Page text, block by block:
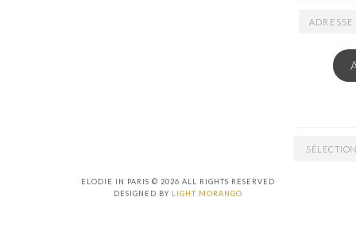
ADRESSE
ARCHIVES
ELODIE IN PARIS © 2026 ALL RIGHTS RESERVED
DESIGNED BY LIGHT MORANGO